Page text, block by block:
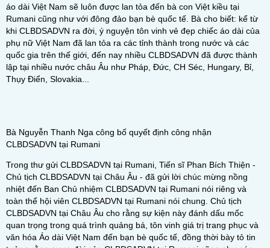
áo dài Việt Nam sẽ luôn được lan tỏa đến bà con Việt kiều tại
Rumani cũng như với đông đảo bạn bè quốc tế. Bà cho biết: kể từ
khi CLBDSADVN ra đời, ý nguyện tôn vinh vẻ đẹp chiếc áo dài của
phụ nữ Việt Nam đã lan tỏa ra các tỉnh thành trong nước và các
quốc gia trên thế giới, đến nay nhiều CLBDSADVN đã được thành
lập tại nhiều nước châu Âu như Pháp, Đức, CH Séc, Hungary, Bỉ,
Thụy Điển, Slovakia...
​Bà Nguyễn Thanh Nga công bố quyết định công nhận
CLBDSADVN tại Rumani
Trong thư gửi CLBDSADVN tại Rumani, Tiến sĩ Phan Bích Thiện -
Chủ tịch CLBDSADVN tại Châu Âu - đã gửi lời chúc mừng nồng
nhiệt đến Ban Chủ nhiệm CLBDSADVN tại Rumani nói riêng và
toàn thể hội viên CLBDSADVN tại Rumani nói chung. Chủ tịch
CLBDSADVN tại Châu Âu cho rằng sự kiện này đánh dấu mốc
quan trọng trong quá trình quảng bá, tôn vinh giá trị trang phục và
văn hóa Áo dài Việt Nam đến bạn bè quốc tế, đồng thời bày tỏ tin